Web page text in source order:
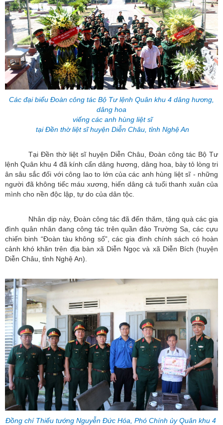
Các đại biểu Đoàn công tác Bộ Tư lệnh Quân khu 4 dâng hương,
dâng hoa
viếng các anh hùng liệt sĩ
tại Đền thờ liệt sĩ huyện Diễn Châu, tỉnh Nghệ An
Tại Đền thờ liệt sĩ huyện Diễn Châu, Đoàn công tác Bộ Tư
lệnh Quân khu 4 đã kính cẩn dâng hương, dâng hoa, bày tỏ lòng tri
ân sâu sắc đối với công lao to lớn của các anh hùng liệt sĩ - những
người đã không tiếc máu xương, hiến dâng cả tuổi thanh xuân của
mình cho nền độc lập, tự do của dân tộc.
Nhân dịp này, Đoàn công tác đã đến thăm, tặng quà các gia
đình quân nhân đang công tác trên quần đảo Trường Sa, các cựu
chiến binh “Đoàn tàu không số”, các gia đình chính sách có hoàn
cảnh khó khăn trên địa bàn xã Diễn Ngọc và xã Diễn Bích (huyện
Diễn Châu, tỉnh Nghệ An).
Đồng chí Thiếu tướng Nguyễn Đức Hóa, Phó Chính ủy Quân khu 4